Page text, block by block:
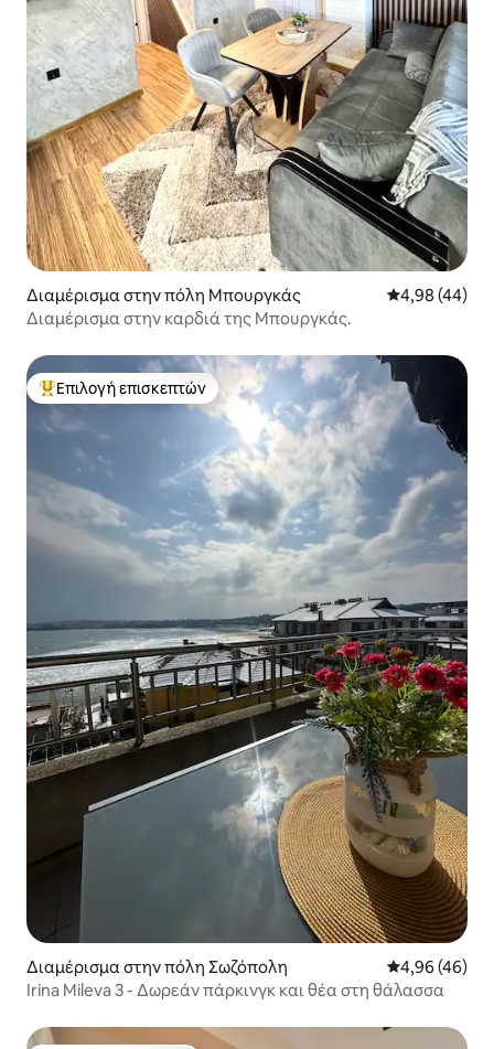
Διαμέρισμα στην πόλη Μπουργκάς Μέση
4,98 (44)
Διαμέρισμα στην καρδιά της Μπουργκάς.
Κορυφαία επιλογή επισκεπτών
Επιλογή επισκεπτών
Διαμέρισμα στην πόλη Σωζόπολη Μέση
4,96 (46)
Irina Mileva 3 - Δωρεάν πάρκινγκ και θέα στη θάλασσα